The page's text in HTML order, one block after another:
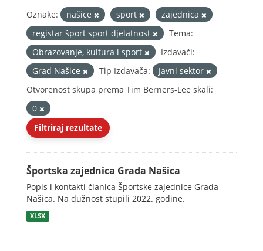
Oznake: našice sport
zajednica
registar šport sport djelatnost
Tema:
Obrazovanje, kultura i sport
Izdavači:
Grad Našice
Tip Izdavača:
Javni sektor
Otvorenost skupa prema Tim Berners-Lee skali:
0
Filtriraj rezultate
Športska zajednica Grada Našica
Popis i kontakti članica Športske zajednice Grada
Našica. Na dužnost stupili 2022. godine.
XLSX